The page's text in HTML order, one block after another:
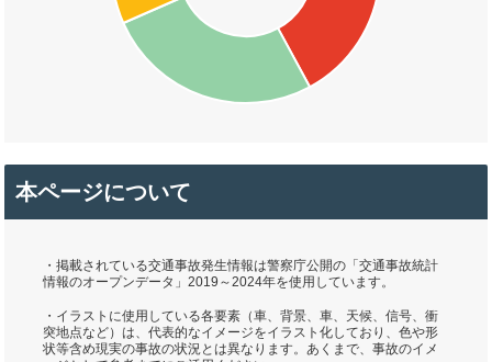
本ページについて
・掲載されている交通事故発生情報は警察庁公開の「交通事故統計
情報のオープンデータ」2019～2024年を使用しています。
・イラストに使用している各要素（車、背景、車、天候、信号、衝
突地点など）は、代表的なイメージをイラスト化しており、色や形
状等含め現実の事故の状況とは異なります。あくまで、事故のイメ